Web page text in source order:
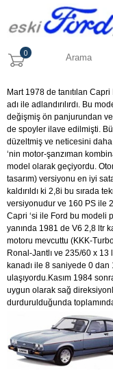
0
Mart 1978 de tanıtılan
adı ile adlandırılırdı. Bu
değişmiş ön panjurundan
de spoyler ilave edilmişti.
düzeltmiş ve neticesini daha
‘nin motor-şanzıman
model olarak geçiyordu.
tasarım) versiyonu en iyi
kaldırıldı ki 2,8i bu sırada
versiyonudur ve 160 PS ile
Capri ‘si ile Ford bu modeli
yanında 1981 de V6 2,8 ltr
motoru mevcuttu (KKK-
Ronal-Jantlı ve 235/60 x
kanadı ile 8 saniyede 0 dan
ulaşıyordu.Kasım 1984
uygun olarak sağ
durdurulduğunda